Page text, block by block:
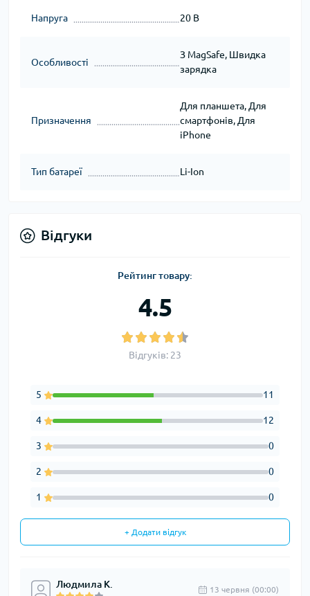
Напруга 20 В
Особливості
З MagSafe, Швидка
зарядка
Призначення
Для планшета, Для
смартфонів, Для
iPhone
Тип батареї Li-Ion
Відгуки
Рейтинг товару:
4.5
Відгуків: 23
5 11
4 12
3 0
2 0
1 0
+ Додати відгук
Людмила К. 13 червня (00:00)